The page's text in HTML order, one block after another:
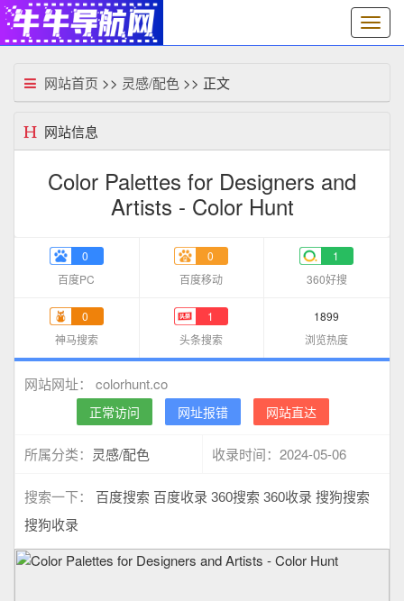
切
换
网站首页 >> 灵感/配色 >> 正文
网站信息
Color Palettes for Designers and
Artists - Color Hunt
0
百度PC
0
百度移动
1
360好搜
0
神马搜索
1
头条搜索
1899
浏览热度
网站网址： colorhunt.co
正常访问 网址报错 网站直达
所属分类： 灵感/配色 收录时间： 2024-05-06
搜索一下： 百度搜索 百度收录 360搜索 360收录 搜狗搜索
搜狗收录